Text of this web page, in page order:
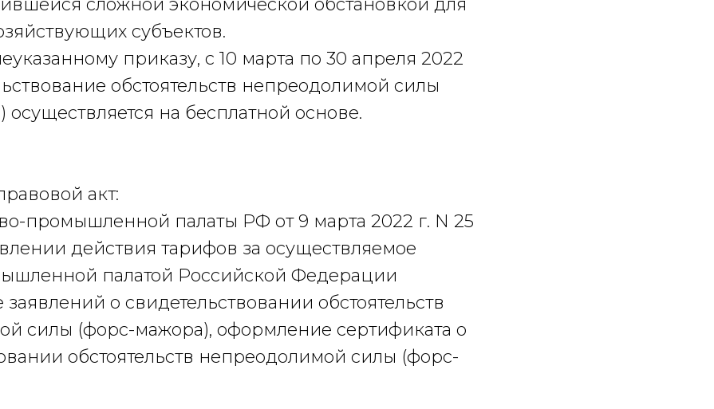
сложной экономической обстановкой для
субъектов.
приказу, с 10 марта по 30 апреля 2022
обстоятельств непреодолимой силы
на бесплатной основе.
акт:
промышленной палаты РФ от 9 марта 2022 г. N 25
действия тарифов за осуществляемое
палатой Российской Федерации
о свидетельствовании обстоятельств
силы (форс-мажора), оформление сертификата о
обстоятельств непреодолимой силы (форс-